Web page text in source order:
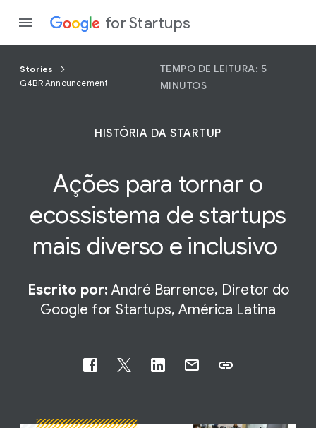
for Startups
Stories
G4BR Announcement
TEMPO DE LEITURA: 5
MINUTOS
HISTÓRIA DA STARTUP
Ações para tornar o
ecossistema de startups
mais diverso e inclusivo
Escrito por: André Barrence, Diretor do
Google for Startups, América Latina